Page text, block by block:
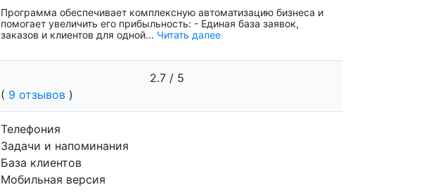
Программа обеспечивает комплексную автоматизацию бизнеса и
помогает увеличить его прибыльность: - Единая база заявок,
заказов и клиентов для одной... Читать далее
2.7 / 5
( 9 отзывов )
Телефония
Задачи и напоминания
База клиентов
Мобильная версия